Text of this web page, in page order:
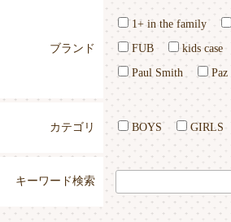
ブランド
1+ in the family
FUB
kids case
Paul Smith
Paz
カテゴリ BOYS GIRLS
キーワード検索